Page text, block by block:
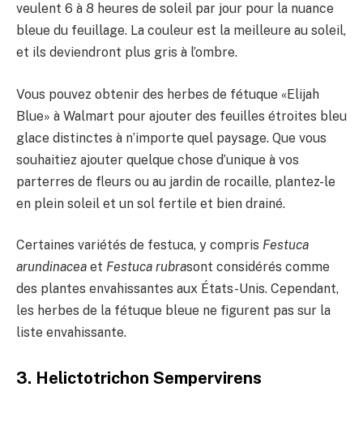
veulent 6 à 8 heures de soleil par jour pour la nuance
bleue du feuillage. La couleur est la meilleure au soleil,
et ils deviendront plus gris à l’ombre.
Vous pouvez obtenir des herbes de fétuque «Elijah
Blue» à Walmart pour ajouter des feuilles étroites bleu
glace distinctes à n’importe quel paysage. Que vous
souhaitiez ajouter quelque chose d’unique à vos
parterres de fleurs ou au jardin de rocaille, plantez-le
en plein soleil et un sol fertile et bien drainé.
Certaines variétés de festuca, y compris Festuca
arundinacea et Festuca rubrasont considérés comme
des plantes envahissantes aux États-Unis. Cependant,
les herbes de la fétuque bleue ne figurent pas sur la
liste envahissante.
3. Helictotrichon Sempervirens